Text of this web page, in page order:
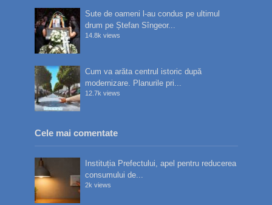
Sute de oameni l-au condus pe ultimul
drum pe Ștefan Sîngeor...
14.8k views
Cum va arăta centrul istoric după
modernizare. Planurile pri...
12.7k views
Cele mai comentate
Instituția Prefectului, apel pentru reducerea
consumului de...
2k views